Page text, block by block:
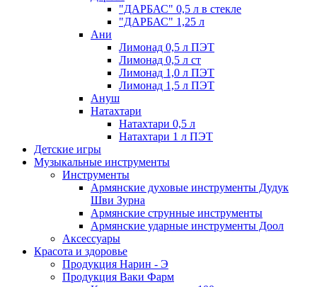
"ДАРБАС" 0,5 л в стекле
"ДАРБАС" 1,25 л
Ани
Лимонад 0,5 л ПЭТ
Лимонад 0,5 л ст
Лимонад 1,0 л ПЭТ
Лимонад 1,5 л ПЭТ
Ануш
Натахтари
Натахтари 0,5 л
Натахтари 1 л ПЭТ
Детские игры
Музыкальные инструменты
Инструменты
Армянские духовые инструменты Дудук
Шви Зурна
Армянские струнные инструменты
Армянские ударные инструменты Доол
Аксессуары
Красота и здоровье
Продукция Нарин - Э
Продукция Ваки Фарм